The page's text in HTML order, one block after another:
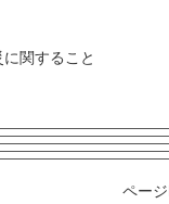
関すること
ペー